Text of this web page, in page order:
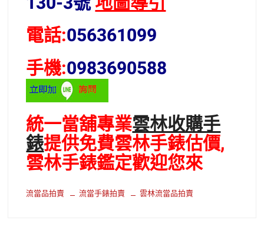
電話:056361099
手機:0983690588
統一當舖專業雲林收購手
錶提供免費雲林手錶估價,
雲林手錶鑑定歡迎您來
流當品拍賣 流當手錶拍賣 雲林流當品拍賣